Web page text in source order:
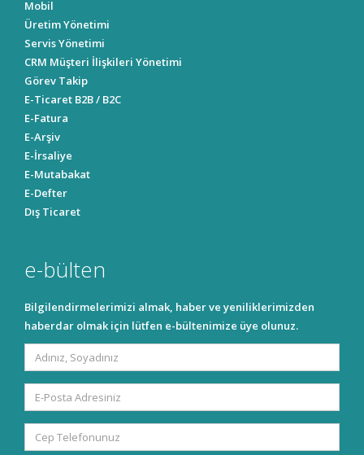
Mobil
Üretim Yönetimi
Servis Yönetimi
CRM Müşteri İlişkileri Yönetimi
Görev Takip
E-Ticaret B2B / B2C
E-Fatura
E-Arşiv
E-İrsaliye
E-Mutabakat
E-Defter
Dış Ticaret
e-bülten
Bilgilendirmelerimizi almak, haber ve yeniliklerimizden
haberdar olmak için lütfen e-bültenimize üye olunuz.